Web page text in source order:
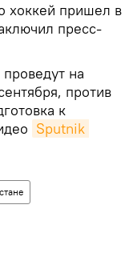
хоккей пришел в
пресс-
на
против
к
Sputnik